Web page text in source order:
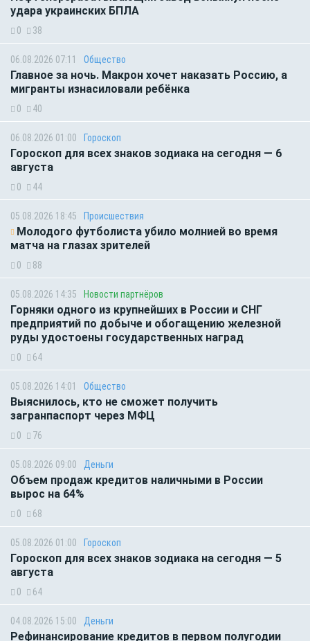
удара украинских БПЛА
0 38
06.08.2026 07:11 Общество
Главное за ночь. Макрон хочет наказать Россию, а
мигранты изнасиловали ребёнка
0 40
06.08.2026 01:00 Гороскоп
Гороскоп для всех знаков зодиака на сегодня — 6
августа
0 44
05.08.2026 18:45 Происшествия
Молодого футболиста убило молнией во время
матча на глазах зрителей
0 88
05.08.2026 14:35 Новости партнёров
Горняки одного из крупнейших в России и СНГ
предприятий по добыче и обогащению железной
руды удостоены государственных наград
0 64
05.08.2026 14:01 Общество
Выяснилось, кто не сможет получить
загранпаспорт через МФЦ
0 76
05.08.2026 09:00 Деньги
Объем продаж кредитов наличными в России
вырос на 64%
0 68
05.08.2026 01:00 Гороскоп
Гороскоп для всех знаков зодиака на сегодня — 5
августа
0 64
04.08.2026 15:00 Деньги
Рефинансирование кредитов в первом полугодии